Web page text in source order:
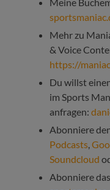
Meine
Mehr zu
& Voice
https://
Du willst
im Sports
anfragen:
Abonniere
Podcasts,
Soundcloud
Abonniere